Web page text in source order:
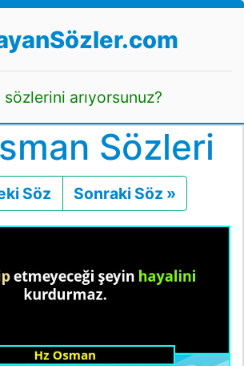
arıyorsunuz?
Sözleri
Söz Önceki
Sonraki Söz »